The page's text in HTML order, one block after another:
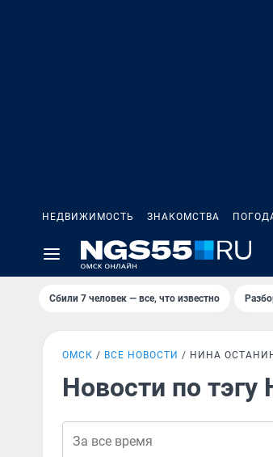
НЕДВИЖИМОСТЬ ЗНАКОМСТВА
Сбили 7 человек — все, что известно
ОМСК ВСЕ НОВОСТИ НИНА
Новости по тэгу